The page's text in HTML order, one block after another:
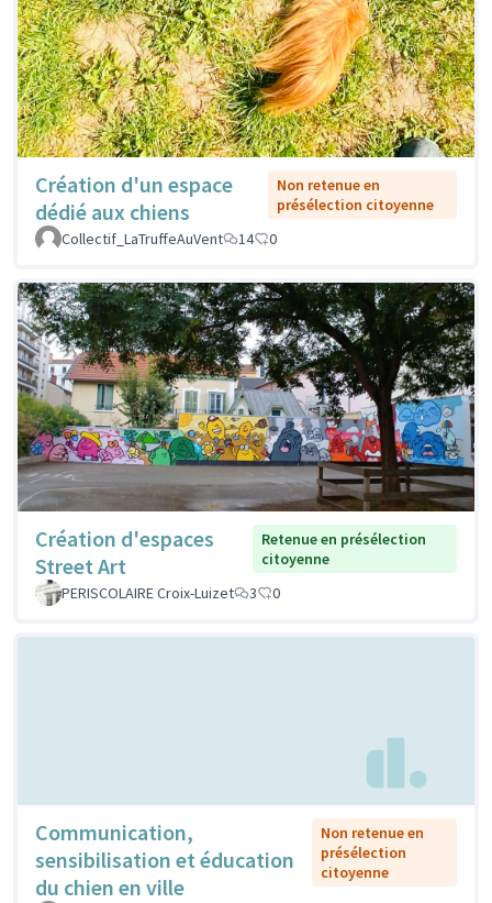
Création d'un espace
dédié aux chiens
Non retenue en
présélection citoyenne
Collectif_LaTruffeAuVent
14 0
Création d'espaces
Street Art
Retenue en présélection
citoyenne
PERISCOLAIRE Croix-Luizet
3 0
Communication,
sensibilisation et éducation
du chien en ville
Non retenue en
présélection
citoyenne